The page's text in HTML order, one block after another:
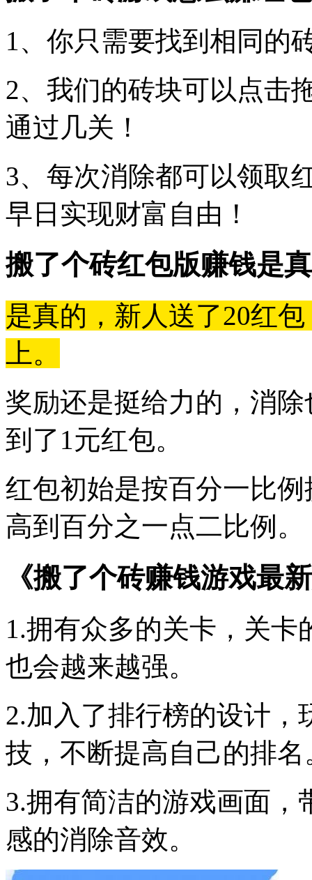
1、你只需要找到相同的
2、我们的砖块可以点击
通过几关！
3、每次消除都可以领取
早日实现财富自由！
搬了个砖红包版赚钱是
是真的，新人送了20红
上。
奖励还是挺给力的，消
到了1元红包。
红包初始是按百分一比
高到百分之一点二比例。
《搬了个砖赚钱游戏最
1.拥有众多的关卡，关
也会越来越强。
2.加入了排行榜的设计，
技，不断提高自己的排名
3.拥有简洁的游戏画面
感的消除音效。